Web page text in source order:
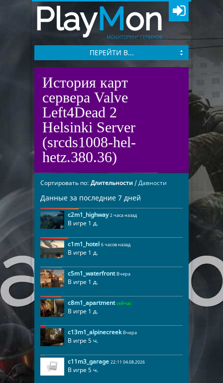
PlayMon
МОНИТОРИНГ СЕРВЕРОВ
ПЕРЕЙТИ В...
История карт
сервера Valve
Left4Dead 2
Helsinki Server
(srcds1008-hel-
hetz.380.36)
Сортировать по: Длительности /Давности
Данные за последние 7 дней
c2m1_highway 2 часа назад
В игре 1 д.
c1m1_hotel 6 часов назад
В игре 1 д.
c5m1_waterfront Вчера
В игре 1 д.
c8m1_apartment сейчас
В игре 1 д.
c13m1_alpinecreek Вчера
В игре 5 ч.
c11m3_garage 22:11 04.08.2026
В игре 5 ч.